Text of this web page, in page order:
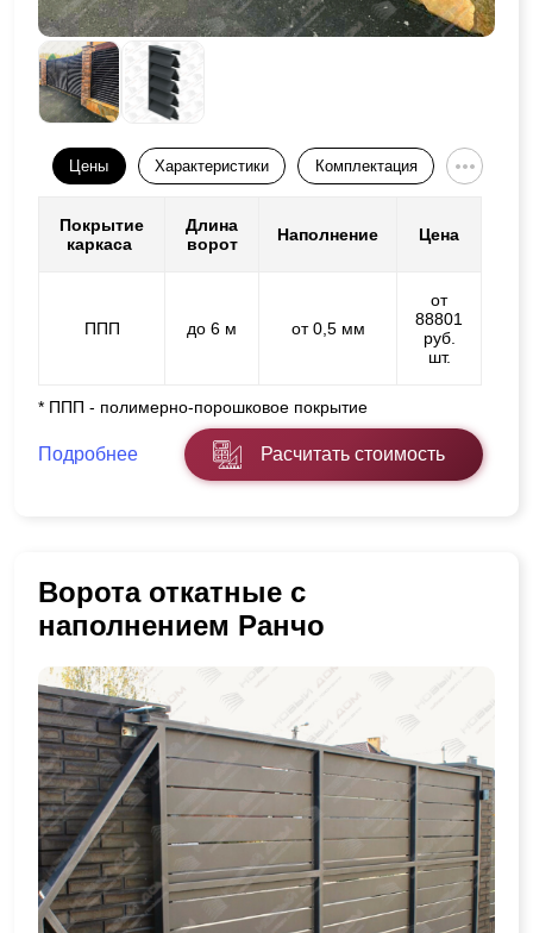
Цены Характеристики Комплектация
Покрытие
каркаса
Длина
ворот
Наполнение Цена
ППП до 6 м от 0,5 мм
от
88801
руб.
шт.
* ППП - полимерно-порошковое покрытие
Подробнее Расчитать стоимость
Ворота откатные с
наполнением Ранчо